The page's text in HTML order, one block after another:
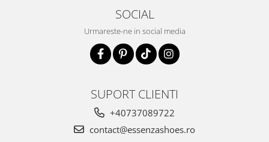
SOCIAL
Urmareste-ne in social media
SUPORT CLIENTI
+40737089722
contact@essenzashoes.ro